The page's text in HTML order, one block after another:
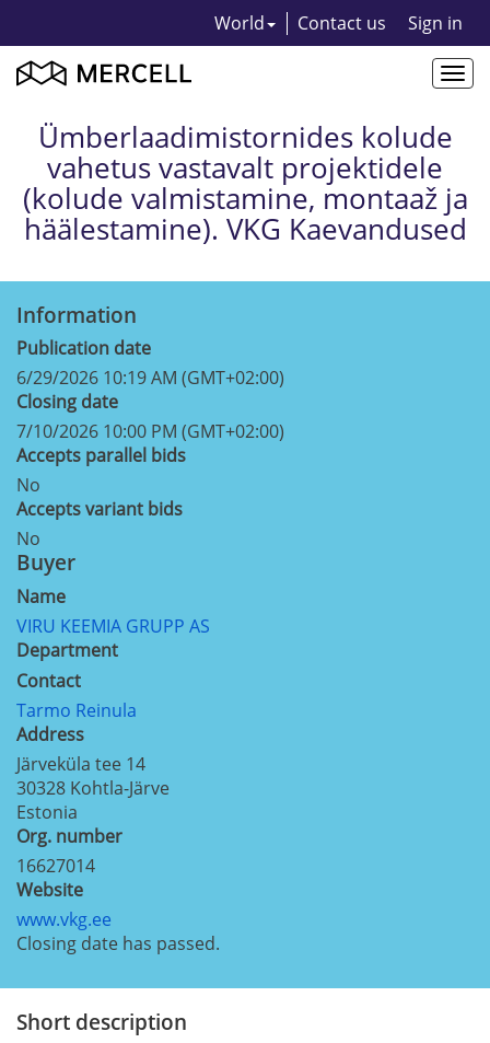
World Contact us Sign in
Ümberlaadimistornides kolude
vahetus vastavalt projektidele
(kolude valmistamine, montaaž ja
häälestamine). VKG Kaevandused
Information
Publication date
6/29/2026 10:19 AM (GMT+02:00)
Closing date
7/10/2026 10:00 PM (GMT+02:00)
Accepts parallel bids
No
Accepts variant bids
No
Buyer
Name
VIRU KEEMIA GRUPP AS
Department
Contact
Tarmo Reinula
Address
Järveküla tee 14
30328 Kohtla-Järve
Estonia
Org. number
16627014
Website
www.vkg.ee
Closing date has passed.
Short description